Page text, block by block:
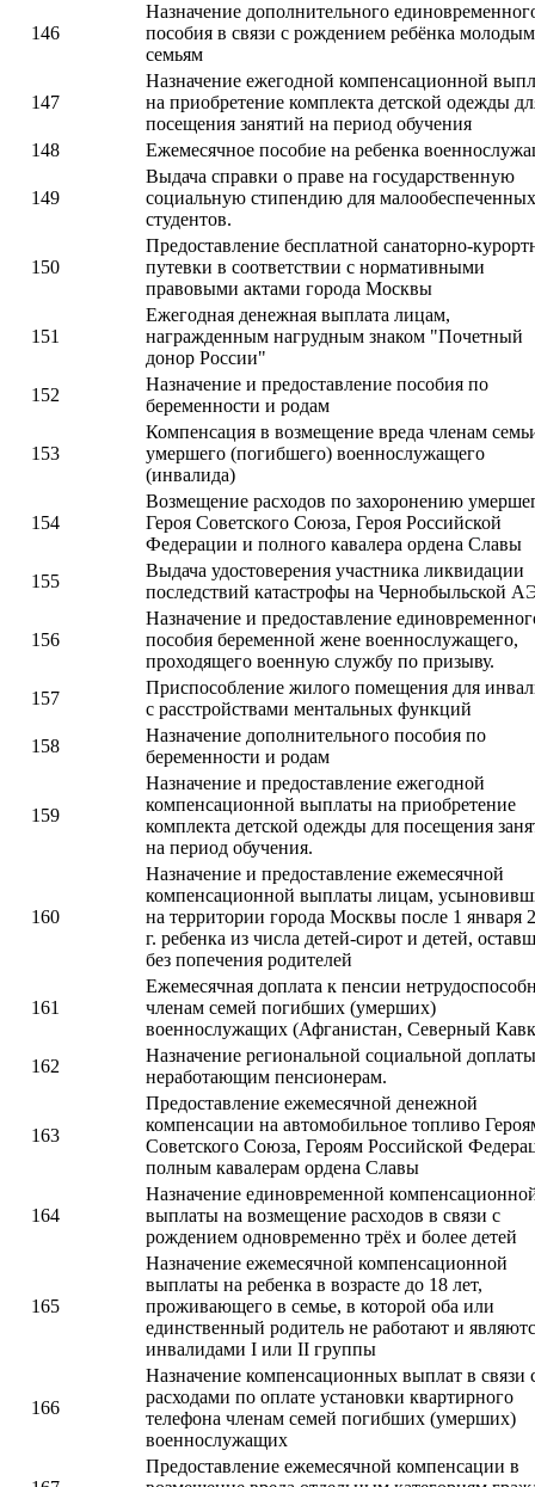
146
Назначение дополнительного
пособия в связи с рождением ребёнка молодым
семьям
147
Назначение ежегодной компенсационной
на приобретение комплекта детской одежды
посещения занятий на период обучения
148
Ежемесячное пособие на ребенка
149
Выдача справки о праве на государственную
социальную стипендию для малообеспеченных
студентов.
150
Предоставление бесплатной санаторно-
путевки в соответствии с нормативными
правовыми актами города Москвы
151
Ежегодная денежная выплата лицам,
награжденным нагрудным знаком "Почетный
донор России"
152
Назначение и предоставление пособия по
беременности и родам
153
Компенсация в возмещение вреда членам
умершего (погибшего) военнослужащего
(инвалида)
154
Возмещение расходов по захоронению
Героя Советского Союза, Героя Российской
Федерации и полного кавалера ордена Славы
155
Выдача удостоверения участника ликвидации
последствий катастрофы на Чернобыльской
156
Назначение и предоставление
пособия беременной жене военнослужащего,
проходящего военную службу по призыву.
157
Приспособление жилого помещения для
с расстройствами ментальных функций
158
Назначение дополнительного пособия по
беременности и родам
159
Назначение и предоставление ежегодной
компенсационной выплаты на приобретение
комплекта детской одежды для посещения
на период обучения.
160
Назначение и предоставление ежемесячной
компенсационной выплаты лицам,
на территории города Москвы после 1 января
г. ребенка из числа детей-сирот и детей,
без попечения родителей
161
Ежемесячная доплата к пенсии
членам семей погибших (умерших)
военнослужащих (Афганистан, Северный
162
Назначение региональной социальной доплаты
неработающим пенсионерам.
163
Предоставление ежемесячной денежной
компенсации на автомобильное топливо
Советского Союза, Героям Российской
полным кавалерам ордена Славы
164
Назначение единовременной
выплаты на возмещение расходов в связи с
рождением одновременно трёх и более детей
165
Назначение ежемесячной компенсационной
выплаты на ребенка в возрасте до 18 лет,
проживающего в семье, в которой оба или
единственный родитель не работают и
инвалидами I или II группы
166
Назначение компенсационных выплат в связи
расходами по оплате установки квартирного
телефона членам семей погибших (умерших)
военнослужащих
Предоставление ежемесячной компенсации в